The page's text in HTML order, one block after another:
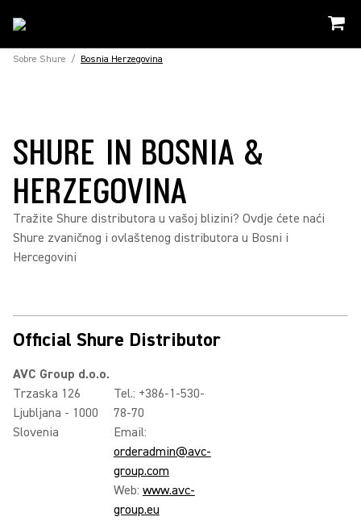
Sobre Shure / Bosnia Herzegovina
SHURE IN BOSNIA &
HERZEGOVINA
Tražite Shure distributora u vašoj blizini? Ovdje ćete naći
Shure zvaničnog i ovlaštenog distributora u Bosni i
Hercegovini
Official Shure Distributor
AVC Group d.o.o.
Trzaska 126
Ljubljana - 1000
Slovenia
Tel.: +386-1-530-
78-70
Email:
orderadmin@avc-
group.com
Web: www.avc-
group.eu